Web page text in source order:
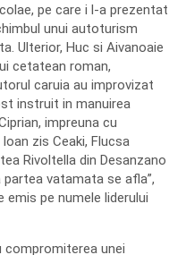
pe care i l-a prezentat
unui autoturism
Ulterior, Huc si Aivanoaie
cetatean roman,
caruia au improvizat
instruit in manuirea
impreuna cu
zis Ceaki, Flucsa
Rivoltella din Desanzano
partea vatamata se afla”,
pe numele liderului
unei